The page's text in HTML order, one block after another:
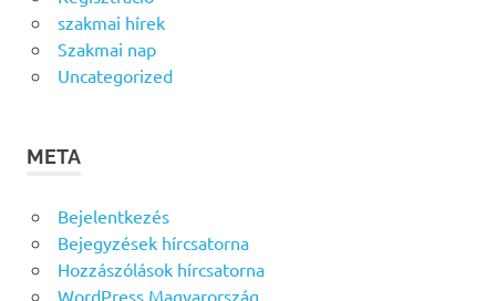
szakmai hírek
Szakmai nap
Uncategorized
META
Bejelentkezés
Bejegyzések hírcsatorna
Hozzászólások hírcsatorna
WordPress Magyarország